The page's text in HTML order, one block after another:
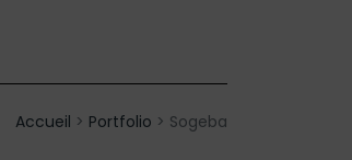
Accueil > Portfolio > Sogeba